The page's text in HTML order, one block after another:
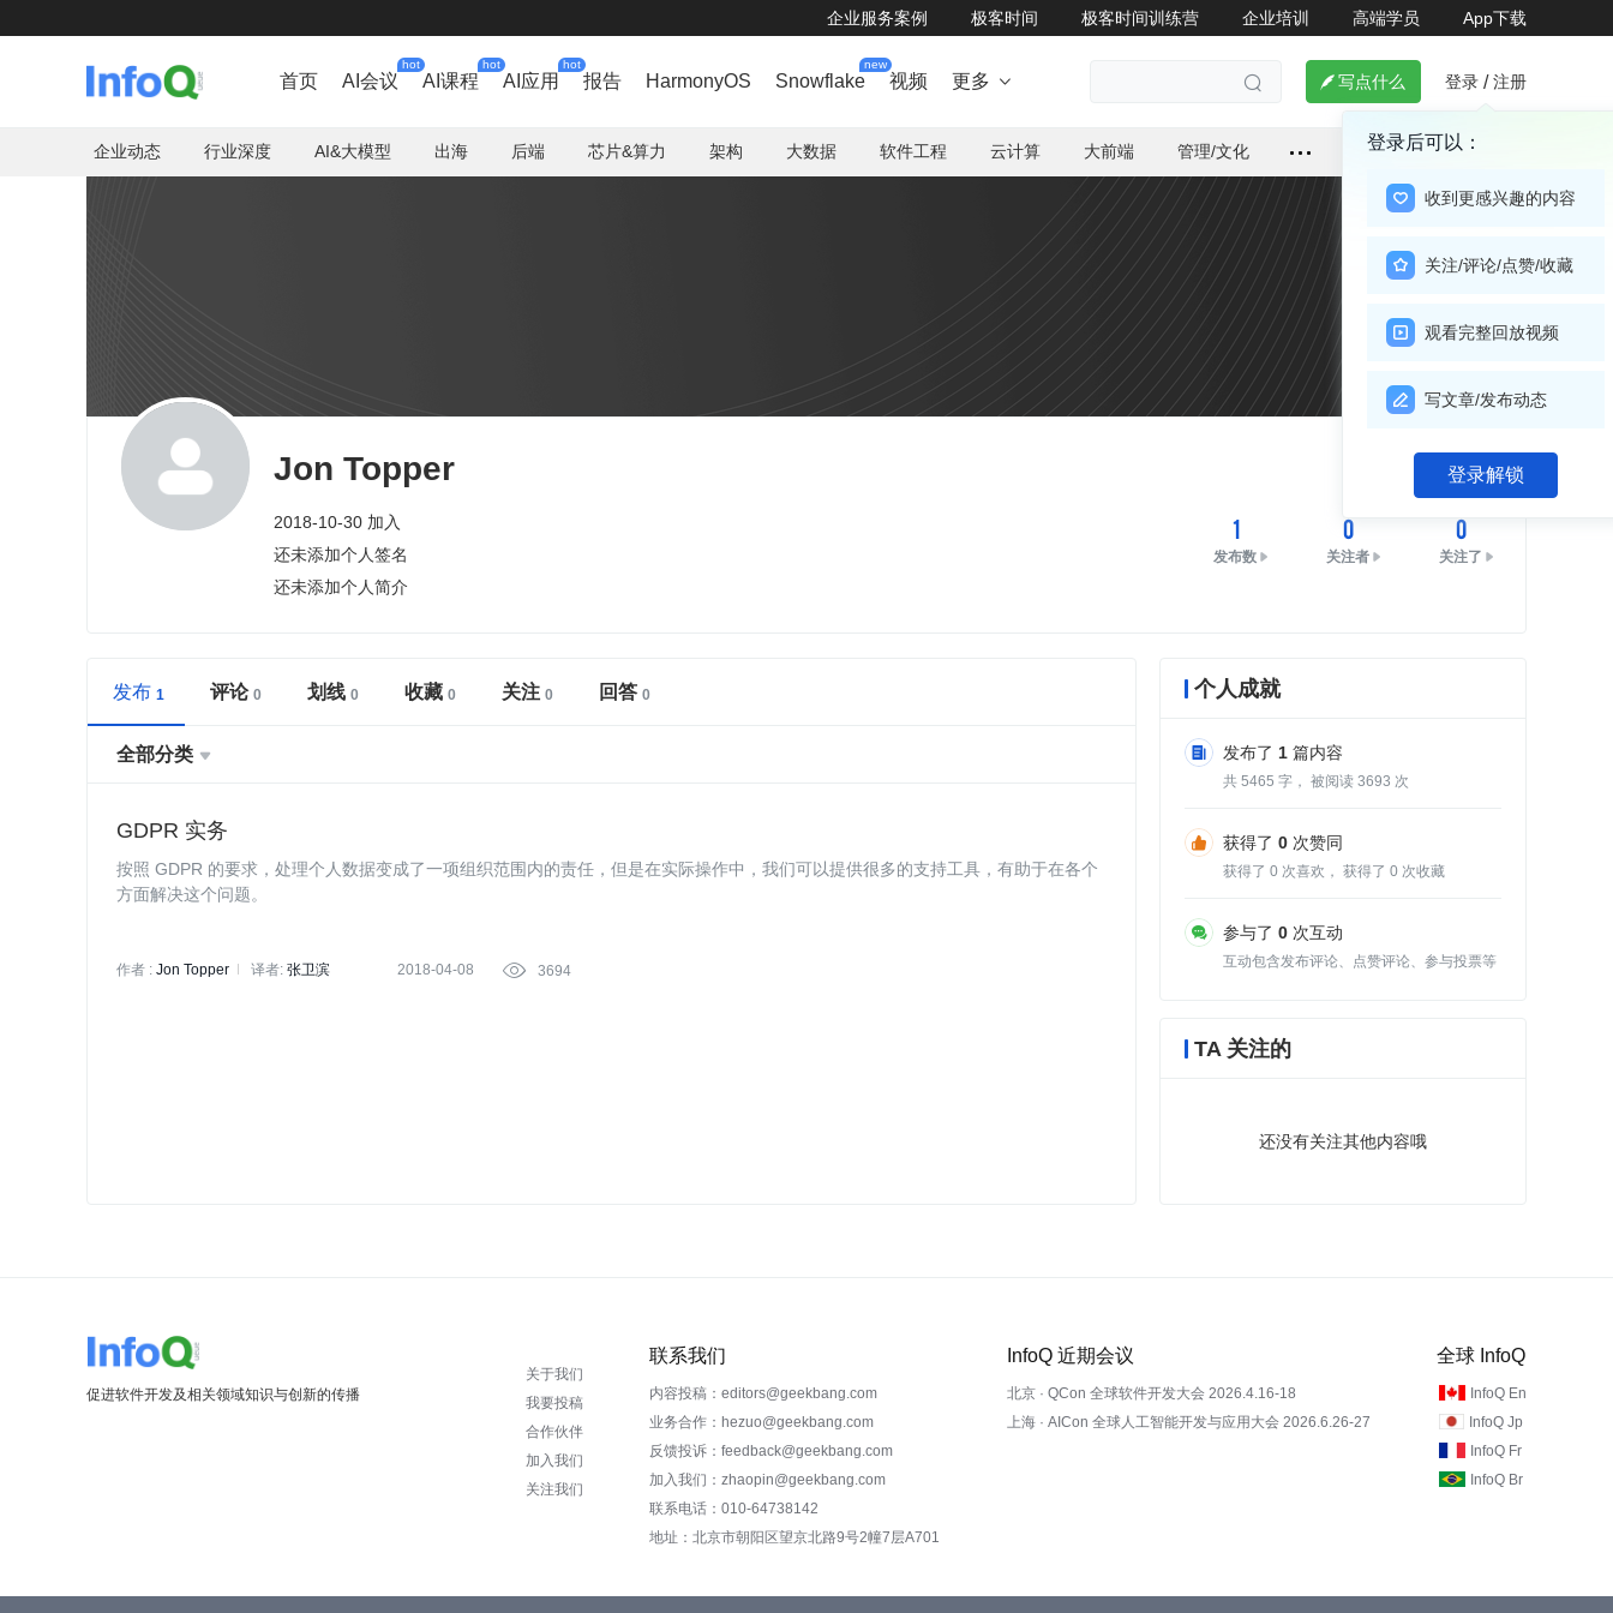
企业服务案例 极客时间 极客时间训练营 企业培训 高端学员 App下载
首页 AI会议
hot
AI课程
hot
AI应用
hot
报告 HarmonyOS Snowflake
new
视频 更多    写点什么 登录 / 注册
登录后可以：
收到更感兴趣的内容
关注/评论/点赞/收藏
观看完整回放视频
写文章/发布动态
登录解锁
企业动态 行业深度 AI&大模型 出海 后端 芯片&算力 架构 大数据 软件工程 云计算 大前端 管理/文化
Jon Topper
2018-10-30 加入
还未添加个人签名
还未添加个人简介
关注
1
发布数
0
关注者
0
关注了
发布 评论 划线 收藏 关注 回答
全部分类 
GDPR 实务
按照 GDPR 的要求，处理个人数据变成了一项组织范围内的责任，但是在实际操作中，我们可以提供很多的支持工具，有助于在各个
方面解决这个问题。
作者 : Jon Topper 译者: 张卫滨 2018-04-08  3694
个人成就
发布了 1 篇内容
共 5465 字， 被阅读 3693 次
获得了 0 次赞同
获得了 0 次喜欢， 获得了 0 次收藏
参与了 0 次互动
互动包含发布评论、点赞评论、参与投票等
TA 关注的
还没有关注其他内容哦
促进软件开发及相关领域知识与创新的传播
关于我们
我要投稿
合作伙伴
加入我们
关注我们
联系我们
内容投稿：editors@geekbang.com
业务合作：hezuo@geekbang.com
反馈投诉：feedback@geekbang.com
加入我们：zhaopin@geekbang.com
联系电话：010-64738142
地址：北京市朝阳区望京北路9号2幢7层A701
InfoQ 近期会议
北京 · QCon 全球软件开发大会 2026.4.16-18
上海 · AICon 全球人工智能开发与应用大会 2026.6.26-27
全球 InfoQ
InfoQ En
InfoQ Jp
InfoQ Fr
InfoQ Br